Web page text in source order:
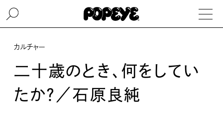
カルチャー
二十歳のとき、何をしてい
たか？／石原良純